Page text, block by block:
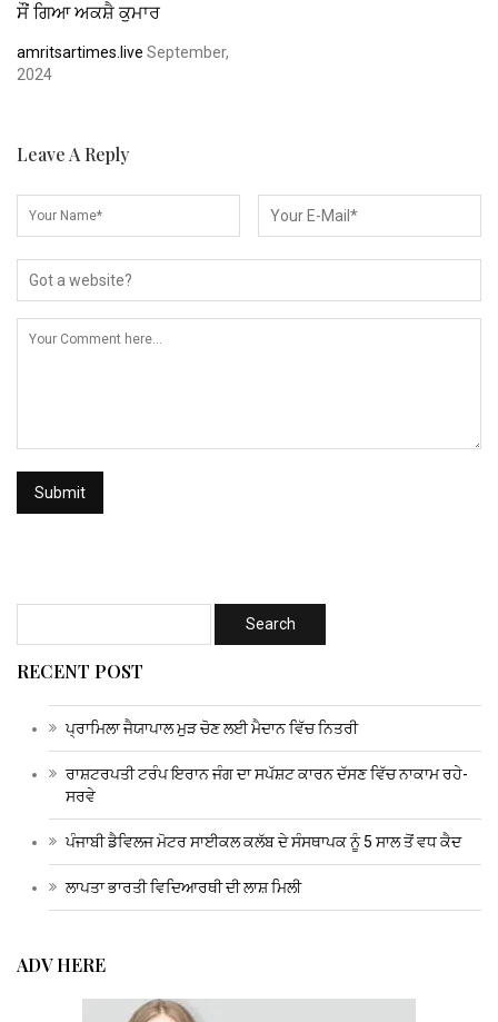
ਸੌਂ ਗਿਆ ਅਕਸ਼ੈ ਕੁਮਾਰ
amritsartimes.live September,
2024
Leave A Reply
RECENT POST
ਪ੍ਰਾਮਿਲਾ ਜੈਯਾਪਾਲ ਮੁੜ ਚੋਣ ਲਈ ਮੈਦਾਨ ਵਿੱਚ ਨਿਤਰੀ
ਰਾਸ਼ਟਰਪਤੀ ਟਰੰਪ ਇਰਾਨ ਜੰਗ ਦਾ ਸਪੱਸ਼ਟ ਕਾਰਨ ਦੱਸਣ ਵਿੱਚ ਨਾਕਾਮ ਰਹੇ-
ਸਰਵੇ
ਪੰਜਾਬੀ ਡੈਵਿਲਜ ਮੋਟਰ ਸਾਈਕਲ ਕਲੱਬ ਦੇ ਸੰਸਥਾਪਕ ਨੂੰ 5 ਸਾਲ ਤੋਂ ਵਧ ਕੈਦ
ਲਾਪਤਾ ਭਾਰਤੀ ਵਿਦਿਆਰਥੀ ਦੀ ਲਾਸ਼ ਮਿਲੀ
ADV HERE